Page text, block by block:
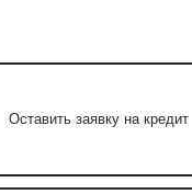
Оставить заявку на кредит